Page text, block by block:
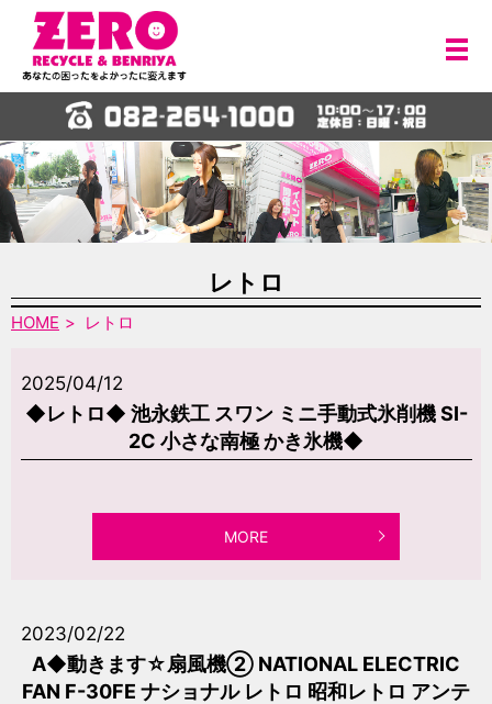
メ
レトロ
HOME レトロ
2025/04/12
◆レトロ◆ 池永鉄工 スワン ミニ手動式氷削機 SI-
2C 小さな南極 かき氷機◆
MORE
2023/02/22
A◆動きます☆扇風機② NATIONAL ELECTRIC
FAN F-30FE ナショナル レトロ 昭和レトロ アンテ